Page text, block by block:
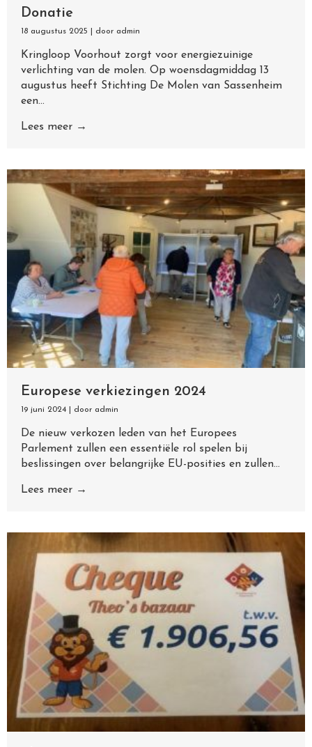
Donatie
18 augustus 2025 door admin
Kringloop Voorhout zorgt voor energiezuinige
verlichting van de molen. Op woensdagmiddag 13
augustus heeft Stichting De Molen van Sassenheim
een...
Lees meer →
Europese verkiezingen 2024
19 juni 2024 door admin
De nieuw verkozen leden van het Europees
Parlement zullen een essentiële rol spelen bij
beslissingen over belangrijke EU-posities en zullen...
Lees meer →